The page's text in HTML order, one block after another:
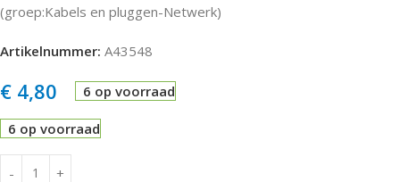
(groep:Kabels en pluggen-Netwerk)
Artikelnummer: A43548
€ 4,80 6 op voorraad
6 op voorraad